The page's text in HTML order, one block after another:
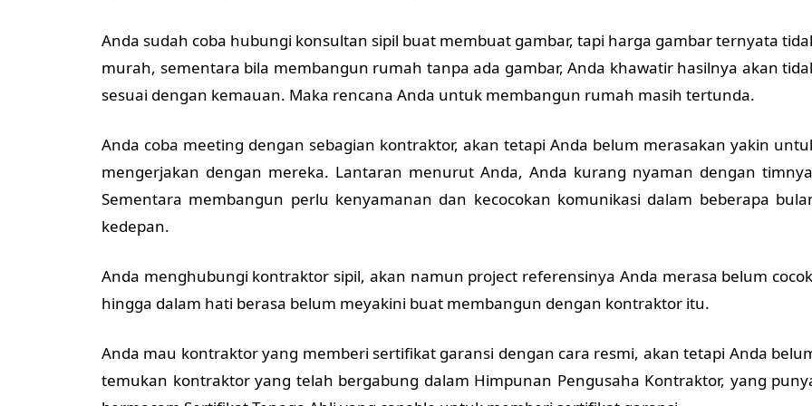
Anda sudah coba hubungi konsultan sipil buat membuat gambar, tapi harga gambar ternyata
murah, sementara bila membangun rumah tanpa ada gambar, Anda khawatir hasilnya akan
sesuai dengan kemauan. Maka rencana Anda untuk membangun rumah masih tertunda.
Anda coba meeting dengan sebagian kontraktor, akan tetapi Anda belum merasakan yakin
mengerjakan dengan mereka. Lantaran menurut Anda, Anda kurang nyaman dengan
Sementara membangun perlu kenyamanan dan kecocokan komunikasi dalam beberapa
kedepan.
Anda menghubungi kontraktor sipil, akan namun project referensinya Anda merasa belum
hingga dalam hati berasa belum meyakini buat membangun dengan kontraktor itu.
Anda mau kontraktor yang memberi sertifikat garansi dengan cara resmi, akan tetapi Anda
temukan kontraktor yang telah bergabung dalam Himpunan Pengusaha Kontraktor, yang